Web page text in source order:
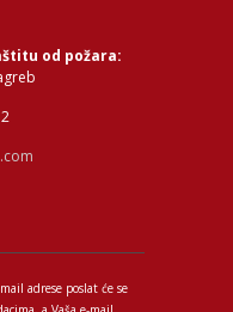
od požara:
adrese poslat će se